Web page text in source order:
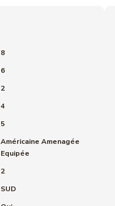
8
6
2
4
5
Américaine Amenagée
Equipée
2
SUD